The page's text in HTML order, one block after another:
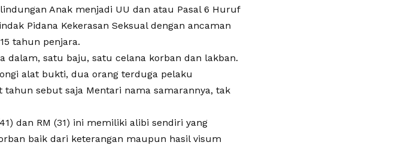
Anak menjadi UU dan atau Pasal 6 Huruf
Pidana Kekerasan Seksual dengan ancaman
tahun penjara.
dalam, satu baju, satu celana korban dan lakban.
alat bukti, dua orang terduga pelaku
sebut saja Mentari nama samarannya, tak
dan RM (31) ini memiliki alibi sendiri yang
baik dari keterangan maupun hasil visum